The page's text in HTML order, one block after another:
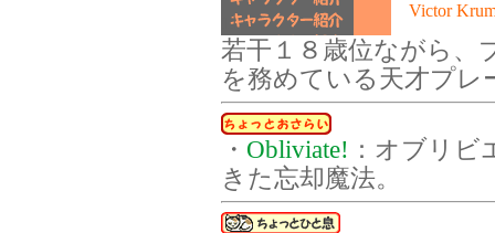
11
Victor
若干１８歳位ながら、
を務めている天才プレ
・ Obliviate! ：オブリ
きた忘却魔法。